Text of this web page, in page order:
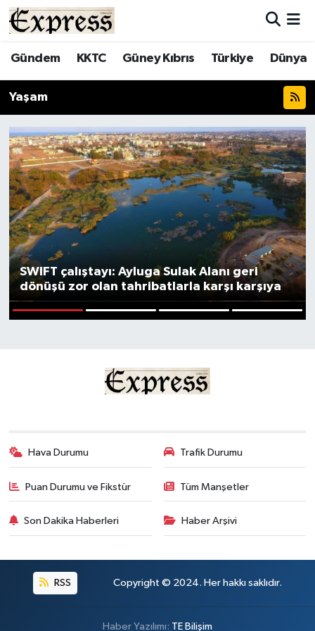
Gündem KKTC Güney Kıbrıs Türkiye Dünya
Yaşam
SWIFT çalıştayı: Ayluga Sulak Alanı geri
dönüşü zor olan tahribatlarla karşı karşıya
Hava Durumu Trafik Durumu
Puan Durumu ve Fikstür Tüm Manşetler
Son Dakika Haberleri Haber Arşivi
RSS Copyright © 2024. Her hakkı saklıdır.
Haber Yazılımı: TE Bilişim
ALAYKÖY
BİLİM
ÇATALKÖY
DÜNYA
EĞİTİM
EKONOMİ
ENGLISH
GAZİMAĞUSA
GÜNDEM
GÜNEY KIBRIS
İÇ HABERLER
LAPTA
Hava Durumu
Süper Lig Puan Durumu ve Fikstür
Tüm Manşetler
Son Dakika Haberleri
Haber Arşivi